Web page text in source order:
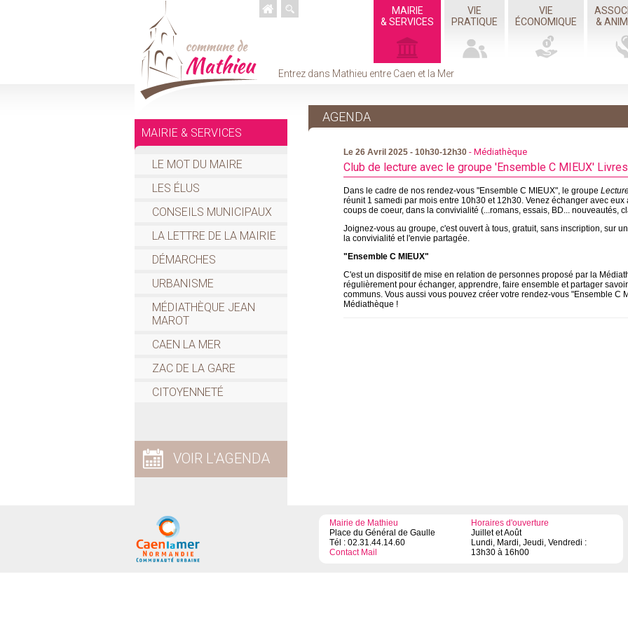
MAIRIE
& SERVICES
VIE
PRATIQUE
VIE
ÉCONOMIQUE
&
Entrez dans Mathieu entre Caen et la Mer
MAIRIE & SERVICES
LE MOT DU MAIRE
LES ÉLUS
CONSEILS MUNICIPAUX
LA LETTRE DE LA MAIRIE
DÉMARCHES
URBANISME
MÉDIATHÈQUE JEAN
MAROT
CAEN LA MER
ZAC DE LA GARE
CITOYENNETÉ
VOIR L'AGENDA
AGENDA
Le 26 Avril 2025 - 10h30-12h30 - Médiathèque
Club de lecture avec le groupe 'Ensemble C MIEUX'
Dans le cadre de nos rendez-vous "Ensemble C MIEUX", le groupe
réunit 1 samedi par mois entre 10h30 et 12h30. Venez échanger avec eux
coups de coeur, dans la convivialité (...romans, essais, BD... nouveautés,
Joignez-vous au groupe, c'est ouvert à tous, gratuit, sans inscription, sur
la convivialité et l'envie partagée.
"Ensemble C MIEUX"
C'est un dispositif de mise en relation de personnes proposé par la
régulièrement pour échanger, apprendre, faire ensemble et partager
communs. Vous aussi vous pouvez créer votre rendez-vous "Ensemble C
Médiathèque !
Mairie de Mathieu
Place du Général de Gaulle
Tél : 02.31.44.14.60
Contact Mail
Horaires d'ouverture
Juillet et Août
Lundi, Mardi, Jeudi, Vendredi :
13h30 à 16h00